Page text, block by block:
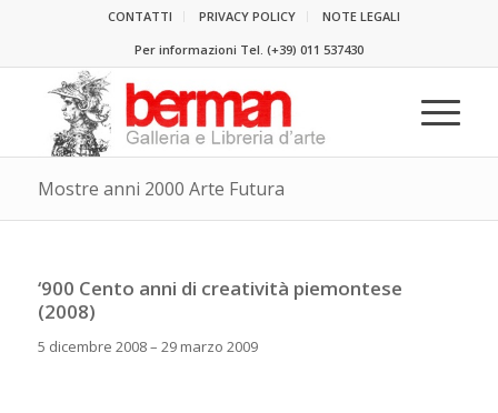
CONTATTI PRIVACY POLICY
NOTE LEGALI
Per informazioni Tel. (+39) 011 537430
Mostre anni 2000 Arte Futura
‘900 Cento anni di creatività piemontese
(2008)
5 dicembre 2008 – 29 marzo 2009